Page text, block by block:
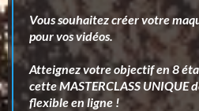
Vous souhaitez créer votre
pour vos vidéos.
Atteignez votre objectif en 8
cette MASTERCLASS UNIQUE
flexible en ligne !